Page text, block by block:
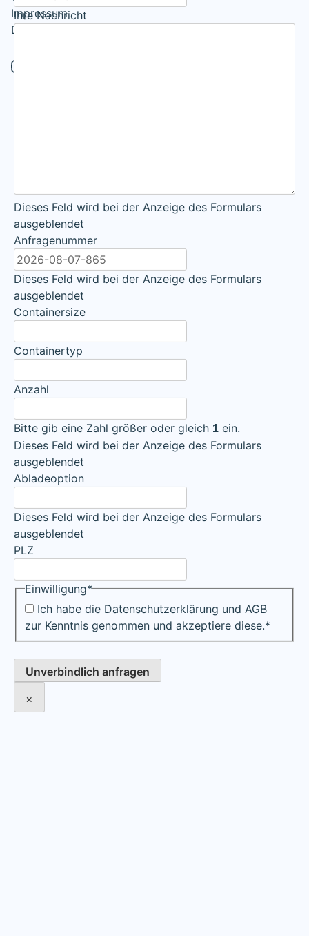
Impressum
Datenschutzerklärung
Ihre Nachricht
Dieses Feld wird bei der Anzeige des Formulars
ausgeblendet
Anfragenummer
Dieses Feld wird bei der Anzeige des Formulars
ausgeblendet
Containersize
Containertyp
Anzahl
Bitte gib eine Zahl größer oder gleich 1 ein.
Dieses Feld wird bei der Anzeige des Formulars
ausgeblendet
Abladeoption
Dieses Feld wird bei der Anzeige des Formulars
ausgeblendet
PLZ
Einwilligung*
Ich habe die Datenschutzerklärung und AGB
zur Kenntnis genommen und akzeptiere diese.*
Unverbindlich anfragen
×